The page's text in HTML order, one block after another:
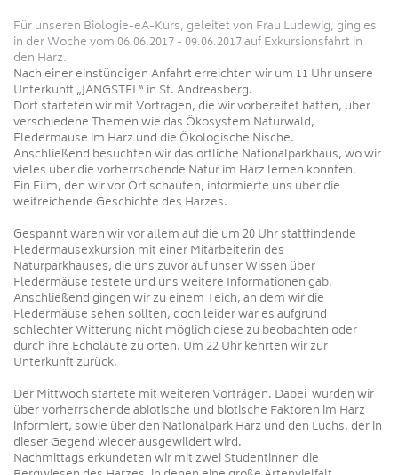
Für unseren Biologie-eA-Kurs, geleitet von Frau Ludewig, ging es
in der Woche vom 06.06.2017 - 09.06.2017 auf Exkursionsfahrt in
den Harz.
Nach einer einstündigen Anfahrt erreichten wir um 11 Uhr unsere
Unterkunft „JANGSTEL“ in St. Andreasberg.
Dort starteten wir mit Vorträgen, die wir vorbereitet hatten, über
verschiedene Themen wie das Ökosystem Naturwald,
Fledermäuse im Harz und die Ökologische Nische.
Anschließend besuchten wir das örtliche Nationalparkhaus, wo wir
vieles über die vorherrschende Natur im Harz lernen konnten.
Ein Film, den wir vor Ort schauten, informierte uns über die
weitreichende Geschichte des Harzes.
Gespannt waren wir vor allem auf die um 20 Uhr stattfindende
Fledermausexkursion mit einer Mitarbeiterin des
Naturparkhauses, die uns zuvor auf unser Wissen über
Fledermäuse testete und uns weitere Informationen gab.
Anschließend gingen wir zu einem Teich, an dem wir die
Fledermäuse sehen sollten, doch leider war es aufgrund
schlechter Witterung nicht möglich diese zu beobachten oder
durch ihre Echolaute zu orten. Um 22 Uhr kehrten wir zur
Unterkunft zurück.
Der Mittwoch startete mit weiteren Vorträgen. Dabei wurden wir
über vorherrschende abiotische und biotische Faktoren im Harz
informiert, sowie über den Nationalpark Harz und den Luchs, der in
dieser Gegend wieder ausgewildert wird.
Nachmittags erkundeten wir mit zwei Studentinnen die